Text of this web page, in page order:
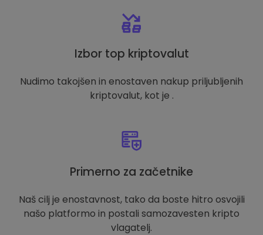
Izbor top kriptovalut
Nudimo takojšen in enostaven nakup priljubljenih
kriptovalut, kot je .
Primerno za začetnike
Naš cilj je enostavnost, tako da boste hitro osvojili
našo platformo in postali samozavesten kripto
vlagatelj.